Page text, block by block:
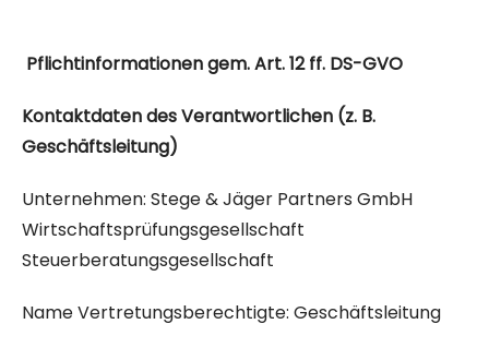
Pflichtinformationen gem. Art. 12 ff. DS-GVO
Kontaktdaten des Verantwortlichen (z. B.
Geschäftsleitung)
Unternehmen: Stege & Jäger Partners GmbH
Wirtschaftsprüfungsgesellschaft
Steuerberatungsgesellschaft
Name Vertretungsberechtigte: Geschäftsleitung